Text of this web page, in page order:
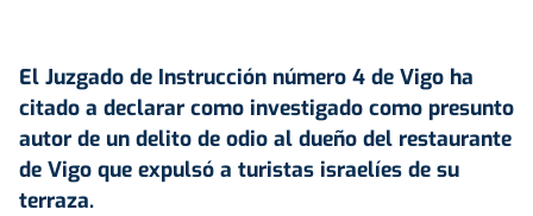
El Juzgado de Instrucción número 4 de Vigo ha
citado a declarar como investigado como presunto
autor de un delito de odio al dueño del restaurante
de Vigo que expulsó a turistas israelíes de su
terraza.